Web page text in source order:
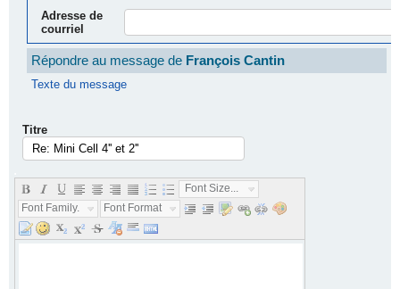
Adresse de
courriel
Répondre au message de François Cantin
Texte du message
Titre
Font Size...
Font Family...
Font Format...